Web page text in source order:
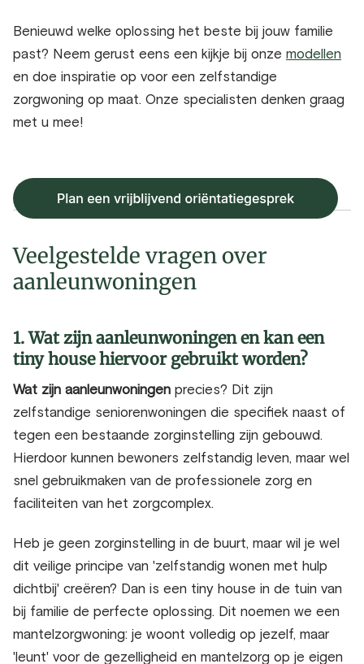
Benieuwd welke oplossing het beste bij jouw familie
past? Neem gerust eens een kijkje bij onze modellen
en doe inspiratie op voor een zelfstandige
zorgwoning op maat. Onze specialisten denken graag
met u mee!
Veelgestelde vragen over
aanleunwoningen
1. Wat zijn aanleunwoningen en kan een
tiny house hiervoor gebruikt worden?
Wat zijn aanleunwoningen precies? Dit zijn
zelfstandige seniorenwoningen die specifiek naast of
tegen een bestaande zorginstelling zijn gebouwd.
Hierdoor kunnen bewoners zelfstandig leven, maar wel
snel gebruikmaken van de professionele zorg en
faciliteiten van het zorgcomplex.
Heb je geen zorginstelling in de buurt, maar wil je wel
dit veilige principe van 'zelfstandig wonen met hulp
dichtbij' creëren? Dan is een tiny house in de tuin van
bij familie de perfecte oplossing. Dit noemen we een
mantelzorgwoning: je woont volledig op jezelf, maar
'leunt' voor de gezelligheid en mantelzorg op je eigen